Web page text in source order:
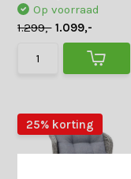
Op voorraad
1.299,- 1.099,-
25% korting